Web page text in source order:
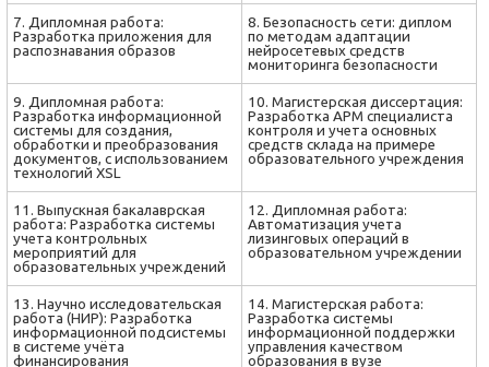
7. Дипломная работа:
Разработка приложения для
распознавания образов
8. Безопасность сети: диплом
по методам адаптации
нейросетевых средств
мониторинга безопасности
9. Дипломная работа:
Разработка информационной
системы для создания,
обработки и преобразования
документов, с использованием
технологий XSL
10. Магистерская диссертация:
Разработка АРМ специалиста
контроля и учета основных
средств склада на примере
образовательного учреждения
11. Выпускная бакалаврская
работа: Разработка системы
учета контрольных
мероприятий для
образовательных учреждений
12. Дипломная работа:
Автоматизация учета
лизинговых операций в
образовательном учреждении
13. Научно исследовательская
работа (НИР): Разработка
информационной подсистемы
в системе учёта
финансирования
14. Магистерская работа:
Разработка системы
информационной поддержки
управления качеством
образования в вузе